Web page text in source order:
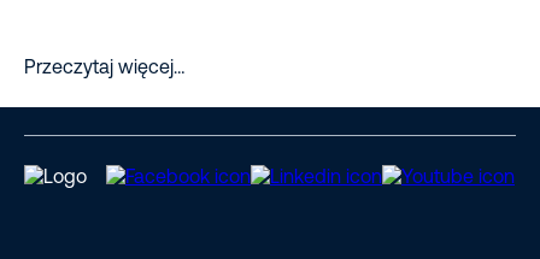
Przeczytaj więcej…